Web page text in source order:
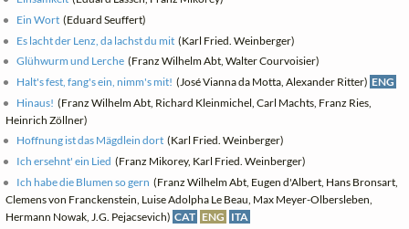
Ein Wort (Eduard Seuffert)
Es lacht der Lenz, da lachst du mit (Karl Fried. Weinberger)
Glühwurm und Lerche (Franz Wilhelm Abt, Walter Courvoisier)
Halt's fest, fang's ein, nimm's mit! (José Vianna da Motta, Alexander Ritter) ENG
Hinaus! (Franz Wilhelm Abt, Richard Kleinmichel, Carl Machts, Franz Ries,
Heinrich Zöllner)
Hoffnung ist das Mägdlein dort (Karl Fried. Weinberger)
Ich ersehnt' ein Lied (Franz Mikorey, Karl Fried. Weinberger)
Ich habe die Blumen so gern (Franz Wilhelm Abt, Eugen d'Albert, Hans Bronsart,
Clemens von Franckenstein, Luise Adolpha Le Beau, Max Meyer-Olbersleben,
Hermann Nowak, J.G. Pejacsevich) CAT ENG ITA